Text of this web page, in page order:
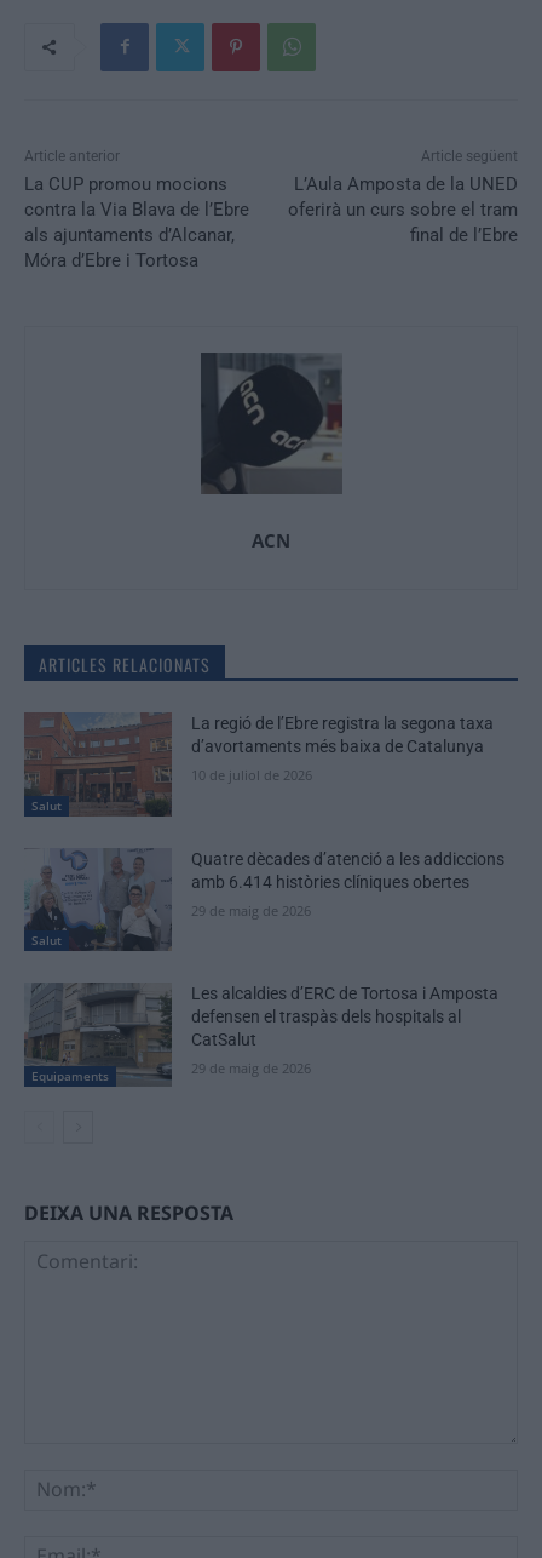
Article anterior
La CUP promou mocions
contra la Via Blava de l’Ebre
als ajuntaments d’Alcanar,
Móra d’Ebre i Tortosa
Article següent
L’Aula Amposta de la UNED
oferirà un curs sobre el tram
final de l’Ebre
ACN
ARTICLES RELACIONATS
Salut
La regió de l’Ebre registra la segona taxa
d’avortaments més baixa de Catalunya
10 de juliol de 2026
Salut
Quatre dècades d’atenció a les addiccions
amb 6.414 històries clíniques obertes
29 de maig de 2026
Equipaments
Les alcaldies d’ERC de Tortosa i Amposta
defensen el traspàs dels hospitals al
CatSalut
29 de maig de 2026
DEIXA UNA RESPOSTA